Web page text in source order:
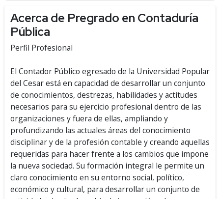
Acerca de Pregrado en Contaduría
Pública
Perfil Profesional
El Contador Público egresado de la Universidad Popular
del Cesar está en capacidad de desarrollar un conjunto
de conocimientos, destrezas, habilidades y actitudes
necesarios para su ejercicio profesional dentro de las
organizaciones y fuera de ellas, ampliando y
profundizando las actuales áreas del conocimiento
disciplinar y de la profesión contable y creando aquellas
requeridas para hacer frente a los cambios que impone
la nueva sociedad. Su formación integral le permite un
claro conocimiento en su entorno social, político,
económico y cultural, para desarrollar un conjunto de